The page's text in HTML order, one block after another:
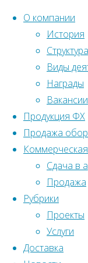
Перейти
содержанию
О компании
История
Виды
Награды
Вакансии
Продукция ФХ
Продажа
Сдача в
Продажа
Рубрики
Проекты
Услуги
Доставка
Главная
Реализованные
объекты
учреждения
Корпус
института
холодильной
промышленности